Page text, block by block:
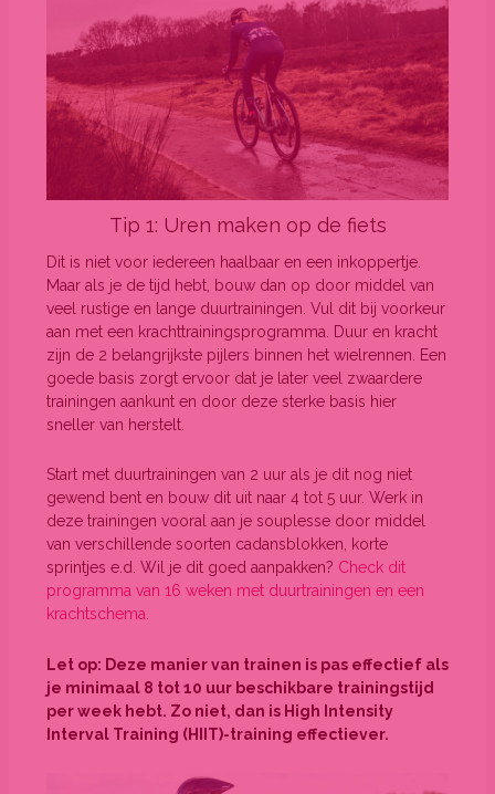
Tip 1: Uren maken op de fiets
Dit is niet voor iedereen haalbaar en een inkoppertje.
Maar als je de tijd hebt, bouw dan op door middel van
veel rustige en lange duurtrainingen. Vul dit bij voorkeur
aan met een krachttrainingsprogramma. Duur en kracht
zijn de 2 belangrijkste pijlers binnen het wielrennen. Een
goede basis zorgt ervoor dat je later veel zwaardere
trainingen aankunt en door deze sterke basis hier
sneller van herstelt.
Start met duurtrainingen van 2 uur als je dit nog niet
gewend bent en bouw dit uit naar 4 tot 5 uur. Werk in
deze trainingen vooral aan je souplesse door middel
van verschillende soorten cadansblokken, korte
sprintjes e.d. Wil je dit goed aanpakken? Check dit
programma van 16 weken met duurtrainingen en een
krachtschema.
Let op: Deze manier van trainen is pas effectief als
je minimaal 8 tot 10 uur beschikbare trainingstijd
per week hebt. Zo niet, dan is High Intensity
Interval Training (HIIT)-training effectiever.